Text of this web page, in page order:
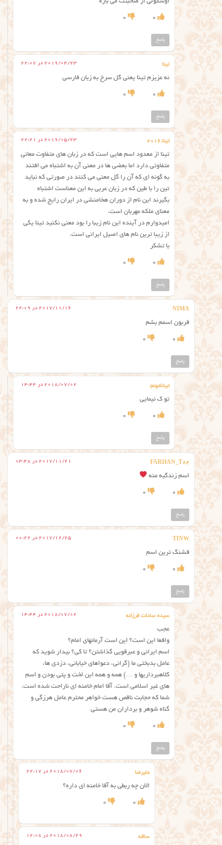
اوسکولی از صحبتت می باره
0
0
پاسخ
تینا 2019/04/23 در 22:07
نه عزیزم تینا یعنی گل سرخ به زبان فارسی
0
0
پاسخ
تینا.۲۰۱۶ 2019/05/23 در 22:21
تینا از معدود اسم هایی است که در زبان های متفاوت معانی
متفاوتی دارد اما بعضی ها در معنی آن به اشتباه می افتند
به گونه ای که آن را گِل معنی می کنند در صورتی که نباید
تین را با طین که در زبان عربی به این معناست اشتباه
بگیرند این نام از دوران هخامنشی در ایران رایج شده و به
معنای ملکه مهربان است.
امیدوارم در آینده این نام زیبا را بود معنی نکنید تینا یکی
از زیبا ترین نام های اصیل ایرانی است.
با تشکر
0
0
پاسخ
NIMA 2017/10/16 در 22:09
قربون اسمم بشم
0
0
پاسخ
تیناشونم 2018/07/02 در 14:44
تو ک نیمایی
0
0
پاسخ
FARHAN_T82 2017/11/21 در 03:48
اسم زندگیه منه
0
0
پاسخ
TINW 2017/12/25 در 00:22
قشنگ ترین اسم
0
0
پاسخ
سیده سادات فرزانه 2018/07/02 در 14:44
عجب
واقعا این است؟ این است آرمانهای امام؟
اسم ایرانی و عبرقویی گذاشتن؟ تا کی؟ بیدار شوید که
عامل بدبختی ما (گرانی، دعواهای خیابانی، دزدی ها،
کلاهبرداریها و …) همه و همه این لخت و پتی بودن و اسم
های غیر اسلامی است. آقا امام خامنه ای ناراحت شده است.
شما که حجابت ناقص هست خواهر محترم عامل هرزگی و
گناه شوهر و برداران من هستی
0
0
پاسخ
علیرضا 2018/07/06 در 22:17
الان چه ربطی به آقا خامنه ای داره؟
0
0
ساقه 2018/08/29 در 12:08